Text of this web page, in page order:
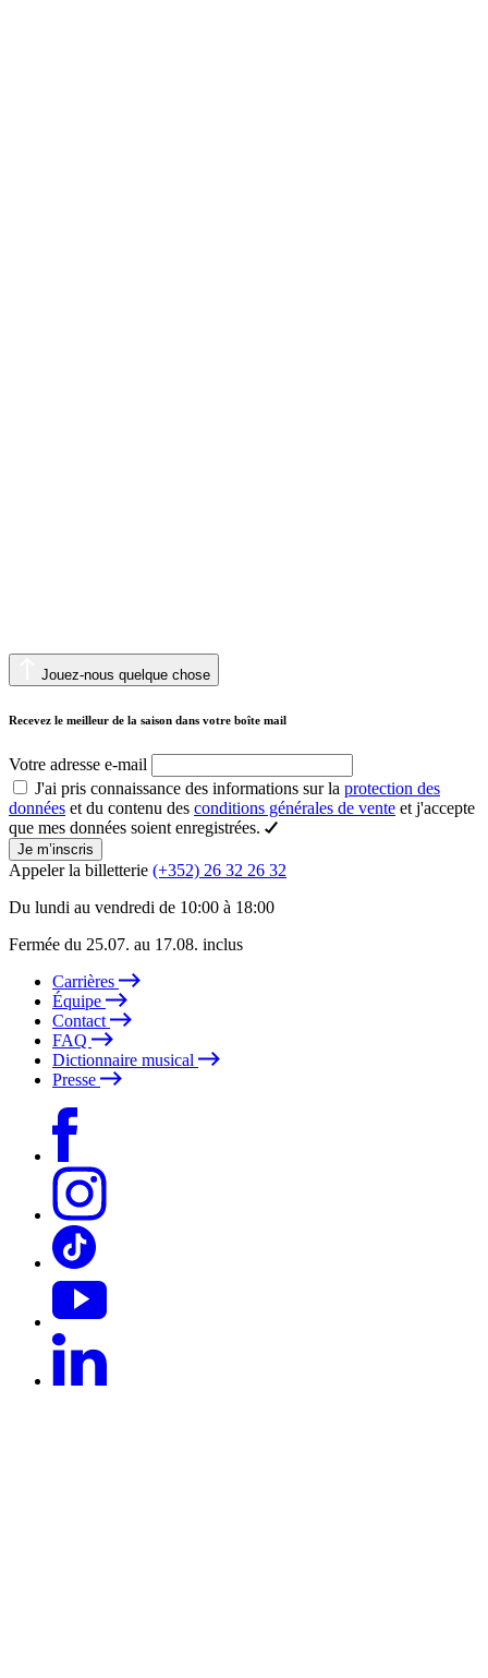
Jouez-nous quelque chose
Recevez le meilleur de la saison dans votre boîte mail
Votre adresse e-mail
J'ai pris connaissance des informations sur la protection des
données et du contenu des conditions générales de vente et j'accepte
que mes données soient enregistrées.
Je m’inscris
Appeler la billetterie (+352) 26 32 26 32
Du lundi au vendredi de 10:00 à 18:00
Fermée du 25.07. au 17.08. inclus
Carrières
Équipe
Contact
FAQ
Dictionnaire musical
Presse